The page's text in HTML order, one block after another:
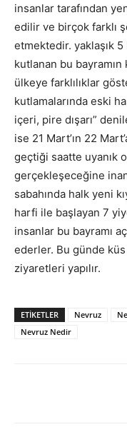
insanlar tarafından
edilir ve birçok farklı
etmektedir. yaklaşık
kutlanan bu
ülkeye farklılıklar
kutlamalarında eski
içeri, pire dışarı”
ise 21 Mart’ın 22
geçtiği saatte uyanık
gerçekleşeceğine
sabahında halk yeni
harfi ile başlayan 7
insanlar bu bayramı
ederler. Bu günde küs
ziyaretleri yapılır.
ETIKETLER Nevruz
Nevruz Nedir